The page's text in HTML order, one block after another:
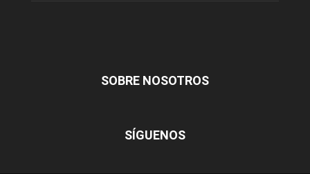
SOBRE NOSOTROS
SÍGUENOS